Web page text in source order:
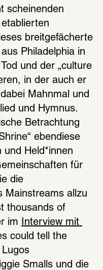
scheinenden
breitgefächerte
Philadelphia in
und der „culture
in der auch er
Mahnmal und
und Hymnus.
Betrachtung
ebendiese
und Held*innen
für
die
Mainstreams allzu
thousands of
im
Interview mit
could tell the
Lugos
Smalls und die